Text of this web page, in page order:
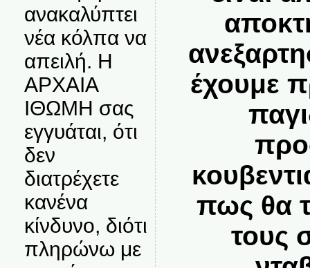
ανακαλύπτει
νέα κόλπα να
απειλή. Η
ΑΡΧΑΙΑ
ΙΘΩΜΗ σας
εγγυάται, ότι
δεν
διατρέχετε
κανένα
κίνδυνο, διότι
πληρώνω με
έχουμε
πως θα
τους